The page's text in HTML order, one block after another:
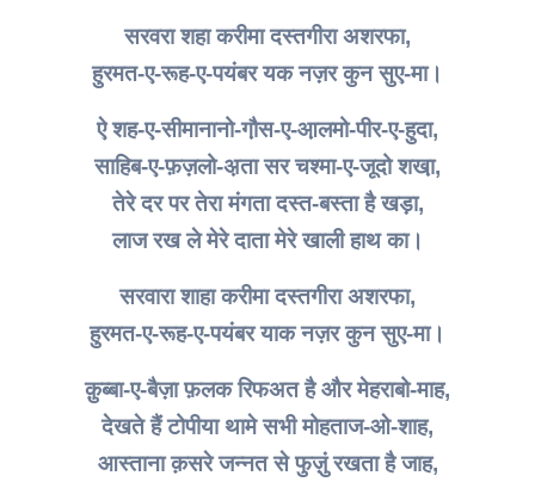
सरवरा शहा करीमा दस्तगीरा अशरफा,
हुरमत-ए-रूह-ए-पयंबर यक नज़र कुन सुए-मा।
ऐ‌ शह-ए-सीमानानो-गौ़स-ए-आ़लमो-पीर-ए-हुदा,
साहिब-ए-फ़ज़लो-अ़ता सर चश्मा-ए-जूदो शखा़,
तेरे दर पर तेरा मंगता दस्त-बस्ता है खड़ा,
लाज रख ले मेरे दाता मेरे खाली हाथ का।
सरवारा शाहा करीमा दस्तगीरा अशरफा,
हुरमत-ए-रूह-ए-पयंबर याक नज़र कुन सुए-मा।
क़ुब्बा-ए-बैज़ा फ़लक रिफअत है और मेहराबो-माह,
देखते हैं टोपीया थामे सभी मोहताज-ओ-शाह,
आस्ताना क़सरे जन्नत से फुज़ुं रखता है जाह,